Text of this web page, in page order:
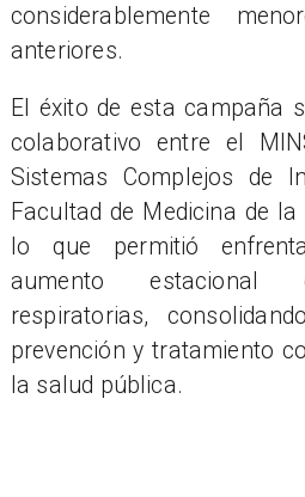
considerablemente
anteriores.
El éxito de esta campaña
colaborativo entre el
Sistemas Complejos de
Facultad de Medicina de la
lo que permitió
aumento estacional
respiratorias,
prevención y tratamiento
la salud pública.